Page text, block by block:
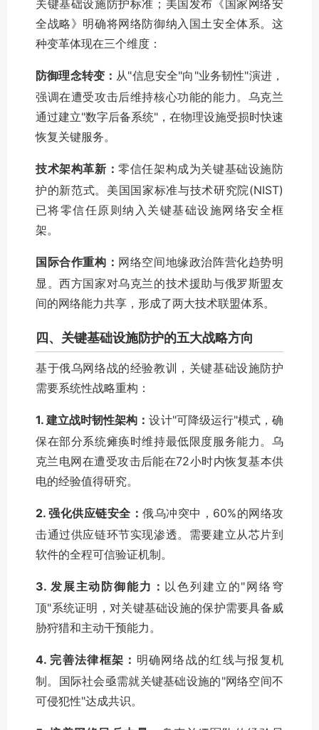
关键基础设施防护标准；美国发布《国家网络安
全战略》明确将网络防御纳入国土安全体系。这
种变革体现在三个维度：
防御理念转变： 从"信息安全"向"业务韧性"演进，
强调在遭受攻击后维持核心功能的能力。乌克兰
通过建立"数字后备系统"，在物理设施受损时快速
恢复关键服务。
技术架构革新：零信任架构成为关键基础设施防
护的新范式。美国国家标准与技术研究院(NIST)
已将零信任原则纳入关键基础设施网络安全框
架。
国际合作重构： 网络空间地缘政治阵营化趋势明
显。西方国家对乌克兰的技术援助与俄罗斯盟友
间的网络能力共享，形成了两大技术联盟体系。
四、关键基础设施防护的五大战略方向
基于俄乌网络战的经验教训，关键基础设施防护
需要系统性战略重构：
1. 建立战时韧性架构：设计"可降级运行"模式，确
保在部分系统瘫痪时维持最低限度服务能力。乌
克兰电网在遭受攻击后能在72小时内恢复基本供
电的经验值得研究。
2. 强化供应链安全：俄乌冲突中，60%的网络攻
击通过供应链环节实现渗透。需要建立从芯片到
软件的全程可信验证机制。
3. 发展主动防御能力： 以色列建立的"网络穹
顶"系统证明，对关键基础设施的保护需要具备威
胁狩猎和主动干预能力。
4. 完善法律框架： 明确网络战的红线与报复机
制。国际社会亟需就关键基础设施的"网络空间不
可侵犯性"达成共识。